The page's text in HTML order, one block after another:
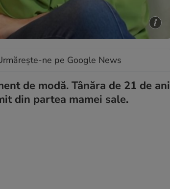
ne pe Google News
de modă. Tânăra de 21 de ani
din partea mamei sale.